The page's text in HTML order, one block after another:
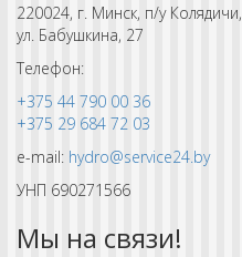
220024, г. Минск, п/у Колядичи,
ул. Бабушкина, 27
Телефон:
+375 44 790 00 36
+375 29 684 72 03
e-mail: hydro@service24.by
УНП 690271566
Мы на связи!